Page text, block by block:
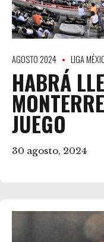
AGOSTO 2024 LIGA
HABRÁ
JUEGO
30 agosto, 2024